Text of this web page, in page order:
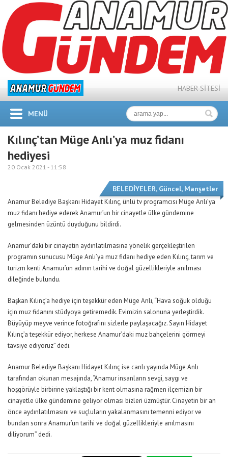
HABER SİTESİ
MENÜ
Kılınç’tan Müge Anlı’ya muz fidanı
hediyesi
20 Ocak 2021 - 11:58
BELEDİYELER, Güncel, Manşetler
Anamur Belediye Başkanı Hidayet Kılınç, ünlü tv programcısı Müge Anlı’ya
muz fidanı hediye ederek Anamur’un bir cinayetle ülke gündemine
gelmesinden üzüntü duyduğunu bildirdi.
Anamur’daki bir cinayetin aydınlatılmasına yönelik gerçekleştirilen
programın sunucusu Müge Anlı’ya muz fidanı hediye eden Kılınç, tarım ve
turizm kenti Anamur’un adının tarihi ve doğal güzellikleriyle anılması
dileğinde bulundu.
Başkan Kılınç’a hediye için teşekkür eden Müge Anlı, “Hava soğuk olduğu
için muz fidanını stüdyoya getiremedik. Evimizin salonuna yerleştirdik.
Büyüyüp meyve verince fotoğrafını sizlerle paylaşacağız. Sayın Hidayet
Kılınç’a teşekkür ediyor, herkese Anamur’daki muz bahçelerini görmeyi
tavsiye ediyoruz” dedi.
Anamur Belediye Başkanı Hidayet Kılınç ise canlı yayında Müge Anlı
tarafından okunan mesajında, “Anamur insanların sevgi, saygı ve
hoşgörüyle birbirine yaklaştığı bir kent olmasına rağmen ilçemizin bir
cinayetle ülke gündemine geliyor olması bizleri üzmüştür. Cinayetin bir an
önce aydınlatılmasını ve suçluların yakalanmasını temenni ediyor ve
bundan sonra Anamur’un tarihi ve doğal güzellikleriyle anılmasını
diliyorum” dedi.